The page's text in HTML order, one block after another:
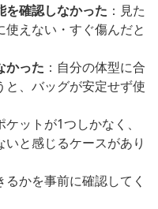
を確認しなかった ：見た
えない・すぐ傷んだと
かった ：自分の体型に合
、バッグが安定せず使
ケットが1つしかなく、
と感じるケースがあり
かを事前に確認してく